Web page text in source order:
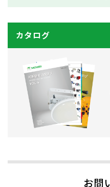
カタログ
お問